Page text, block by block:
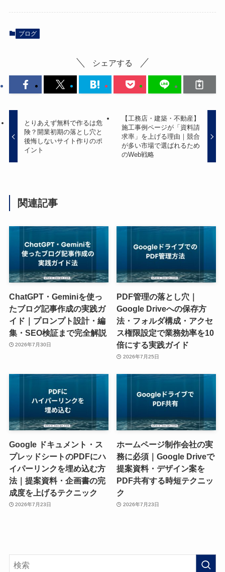
ブログ
シェアする
とりあえず無料で作るは危
険？開業初期の落とし穴と
後悔しないサイト作りのポ
イント
【工務店・建築・不動産】
施工事例ページが「資料請
求率」を上げる理由｜競合
が多い市場で選ばれるため
のWeb戦略
関連記事
ChatGPT・Geminiを使っ
たブログ記事作成の実践ガ
イド｜プロンプト設計・編
集・SEO検証まで完全解説
2026年7月30日
PDF管理の落とし穴｜
Google Driveへの保存方
法・フォルダ構成・アクセ
ス権限設定で業務効率を10
倍にする実践ガイド
2026年7月25日
Google ドキュメント・ス
プレッドシートのPDFにハ
イパーリンクを埋め込む方
法｜提案資料・企画書の完
成度を上げるテクニック
2026年7月23日
ホームページ制作会社の実
務に必須｜Google Driveで
提案資料・デザイン案を
PDF共有する時短テクニッ
ク
2026年7月23日